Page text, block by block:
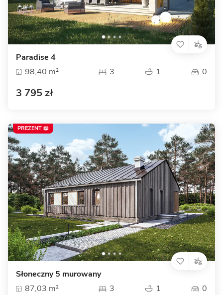
Paradise 4
98,40 m²
3 1 0
3 795 zł
Słoneczny 5 murowany
87,03 m²
3 1 0
PREZENT 📖